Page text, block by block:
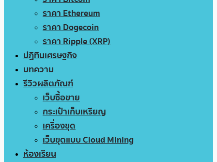
ราคา Ethereum
ราคา Dogecoin
ราคา Ripple (XRP)
ปฏิทินเศรษฐกิจ
บทความ
รีวิวผลิตภัณฑ์
เว็บซื้อขาย
กระเป๋าเก็บเหรียญ
เครื่องขุด
เว็บขุดแบบ Cloud Mining
ห้องเรียน